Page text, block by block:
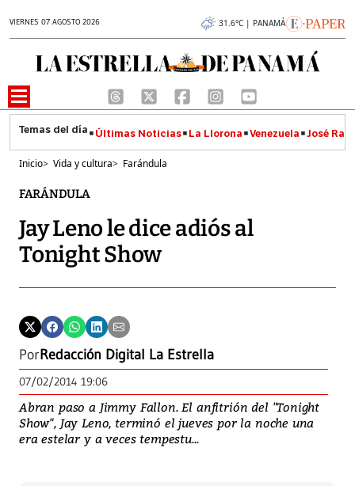
VIERNES 07 AGOSTO 2026 31.6°C | PANAMÁ
Últimas Noticias La Llorona Venezuela José
Inicio> Vida y cultura> Farándula
FARÁNDULA
Jay Leno le dice adiós al
Tonight Show
PorRedacción Digital La Estrella
07/02/2014 19:06
Abran paso a Jimmy Fallon. El anfitrión del "Tonight
Show", Jay Leno, terminó el jueves por la noche una
era estelar y a veces tempestu...